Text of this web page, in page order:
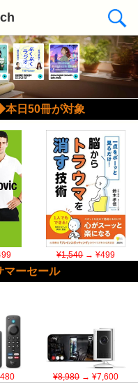
日50冊が対象
¥1,540→ ¥499
マーセール
¥8,980→ ¥7,600